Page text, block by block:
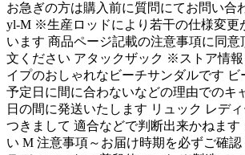
お急ぎの方は購入前に質問にてお問い合
yl-M ※生産ロッドにより若干の仕様変更
います 商品ページ記載の注意事項に同意
文ください アタックザック ※ストア情報
イプのおしゃれなビーチサンダルです ビ
予定日に間に合わないなどの理由でのキ
日の間に発送いたします リュック レデ
つきまして 適合などで判断出来かねま
い M 注意事項～お届け時期を必ずご確